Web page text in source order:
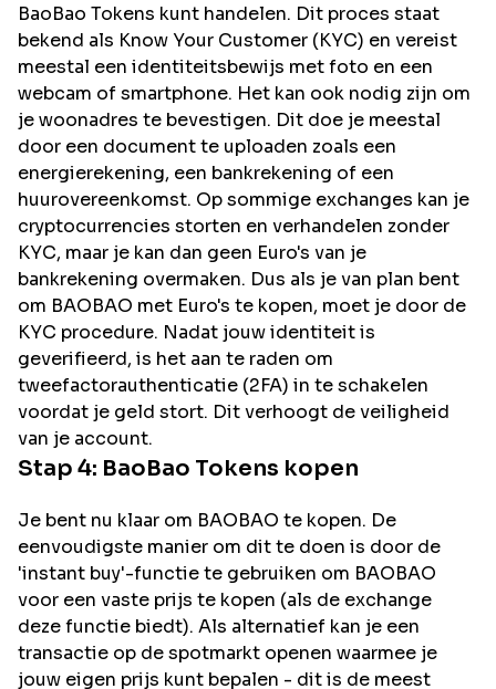
BaoBao Tokens kunt handelen. Dit proces staat
bekend als Know Your Customer (KYC) en vereist
meestal een identiteitsbewijs met foto en een
webcam of smartphone. Het kan ook nodig zijn om
je woonadres te bevestigen. Dit doe je meestal
door een document te uploaden zoals een
energierekening, een bankrekening of een
huurovereenkomst. Op sommige exchanges kan je
cryptocurrencies storten en verhandelen zonder
KYC, maar je kan dan geen Euro's van je
bankrekening overmaken. Dus als je van plan bent
om BAOBAO met Euro's te kopen, moet je door de
KYC procedure. Nadat jouw identiteit is
geverifieerd, is het aan te raden om
tweefactorauthenticatie (2FA) in te schakelen
voordat je geld stort. Dit verhoogt de veiligheid
van je account.
Stap 4: BaoBao Tokens kopen
Je bent nu klaar om BAOBAO te kopen. De
eenvoudigste manier om dit te doen is door de
'instant buy'-functie te gebruiken om BAOBAO
voor een vaste prijs te kopen (als de exchange
deze functie biedt). Als alternatief kan je een
transactie op de spotmarkt openen waarmee je
jouw eigen prijs kunt bepalen - dit is de meest